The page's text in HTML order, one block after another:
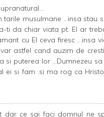
tarile musulmane ...insa stau
ti da chiar viata pt. El ar
cu El ceva firesc ...insa
astfel cand auzim de
si puterea lor ...Dumnezeu
ei si fam .si ma rog ca
dar ce sai faci domnul ne